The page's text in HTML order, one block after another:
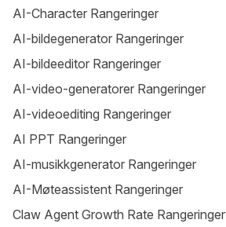
AI-Character Rangeringer
AI-bildegenerator Rangeringer
AI-bildeeditor Rangeringer
AI-video-generatorer Rangeringer
AI-videoediting Rangeringer
AI PPT Rangeringer
AI-musikkgenerator Rangeringer
AI-Møteassistent Rangeringer
Claw Agent Growth Rate Rangeringer